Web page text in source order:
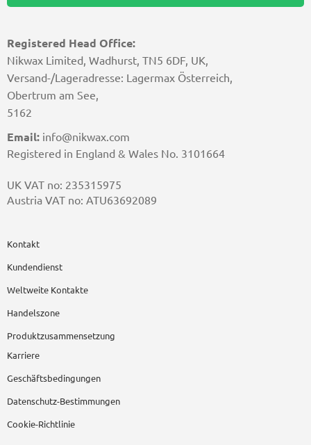
Registered Head Office:
Nikwax Limited, Wadhurst, TN5 6DF, UK,
Versand-/Lageradresse: Lagermax Österreich,
Obertrum am See,
5162
Email: info@nikwax.com
Registered in England & Wales No. 3101664
UK VAT no: 235315975
Austria VAT no: ATU63692089
Kontakt
Kundendienst
Weltweite Kontakte
Handelszone
Produktzusammensetzung
Karriere
Geschäftsbedingungen
Datenschutz-Bestimmungen
Cookie-Richtlinie